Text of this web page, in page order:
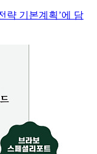
략 기본계획’에 담